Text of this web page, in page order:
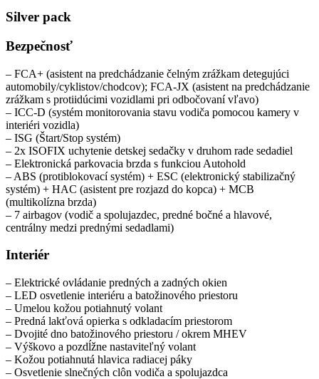
Silver pack
Bezpečnosť
– FCA+ (asistent na predchádzanie čelným zrážkam detegujúci
automobily/cyklistov/chodcov); FCA-JX (asistent na predchádzanie
zrážkam s protiidúcimi vozidlami pri odbočovaní vľavo)
– ICC-D (systém monitorovania stavu vodiča pomocou kamery v
interiéri vozidla)
– ISG (Štart/Stop systém)
– 2x ISOFIX uchytenie detskej sedačky v druhom rade sedadiel
– Elektronická parkovacia brzda s funkciou Autohold
– ABS (protiblokovací systém) + ESC (elektronický stabilizačný
systém) + HAC (asistent pre rozjazd do kopca) + MCB
(multikolízna brzda)
– 7 airbagov (vodič a spolujazdec, predné bočné a hlavové,
centrálny medzi prednými sedadlami)
Interiér
– Elektrické ovládanie predných a zadných okien
– LED osvetlenie interiéru a batožinového priestoru
– Umelou kožou potiahnutý volant
– Predná lakťová opierka s odkladacím priestorom
– Dvojité dno batožinového priestoru / okrem MHEV
– Výškovo a pozdĺžne nastaviteľný volant
– Kožou potiahnutá hlavica radiacej páky
– Osvetlenie slnečných clôn vodiča a spolujazdca